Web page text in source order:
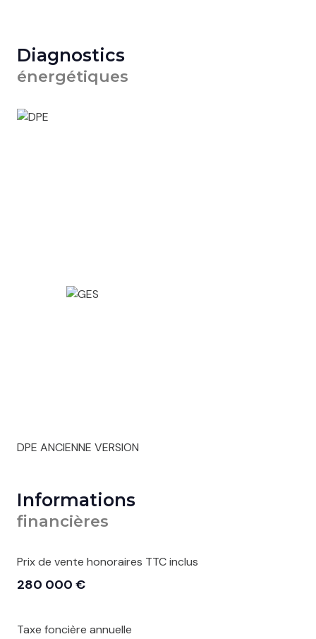
Diagnostics
énergétiques
DPE ANCIENNE VERSION
Informations
financières
Prix de vente honoraires TTC inclus
280 000 €
Taxe foncière annuelle